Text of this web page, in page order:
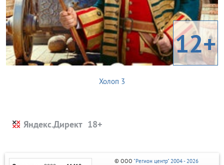
12+
Холоп 3
Яндекс.Директ
© ООО "Регион центр" 2004 - 2026